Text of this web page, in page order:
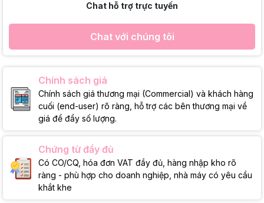
Chat hỗ trợ trực tuyến
Chat với chúng tôi
Chính sách giá
Chính sách giá thương mại (Commercial) và khách hàng
cuối (end-user) rõ ràng, hỗ trợ các bên thương mại về
giá để đẩy số lượng.
Chứng từ đầy đủ
Có CO/CQ, hóa đơn VAT đầy đủ, hàng nhập kho rõ
ràng - phù hợp cho doanh nghiệp, nhà máy có yêu cầu
khắt khe